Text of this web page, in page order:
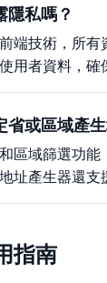
隱私嗎？
端技術，所
用者資料，確
或區域產
區域篩選功
址產生器還支
指南